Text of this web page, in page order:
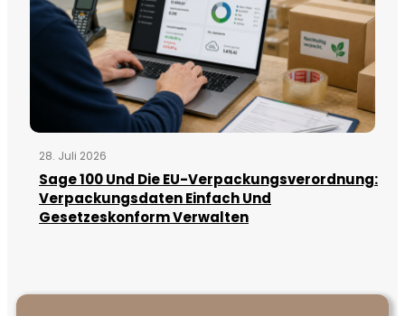
28. Juli 2026
Sage 100 Und Die EU-Verpackungsverordnung:
Verpackungsdaten Einfach Und
Gesetzeskonform Verwalten